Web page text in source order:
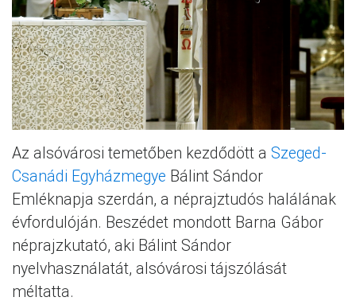
Az alsóvárosi temetőben kezdődött a Szeged-
Csanádi Egyházmegye Bálint Sándor
Emléknapja szerdán, a néprajztudós halálának
évfordulóján. Beszédet mondott Barna Gábor
néprajzkutató, aki Bálint Sándor
nyelvhasználatát, alsóvárosi tájszólását
méltatta.